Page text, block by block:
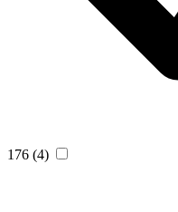
176 (4)